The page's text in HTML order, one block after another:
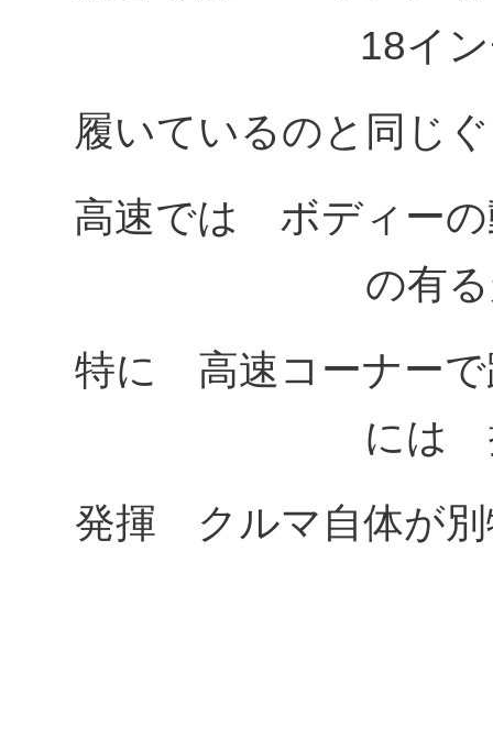
18イ
履いているのと同じ
高速では ボディー
の有
特に 高速コーナーで
には
発揮 クルマ自体が別